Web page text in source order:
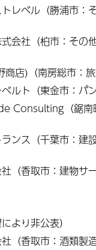
レベル（勝浦市：
会社（柏市：その
店)（南房総市：旅
ルト（東金市：パ
Consulting（鋸南
ンス（千葉市：建
（香取市：建物サー
より非公表）
（香取市：酒類製造